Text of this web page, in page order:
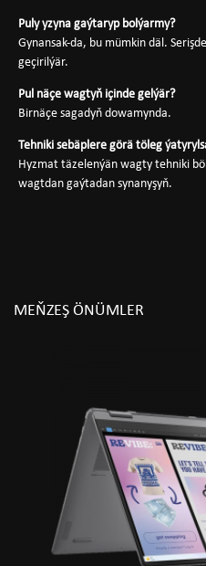
Puly yzyna gaýtaryp bolýarmy?
Gynansak-da, bu mümkin däl.
geçirilýär.
Pul näçe wagtyň içinde gelýär?
Birnäçe sagadyň dowamynda.
Tehniki sebäplere görä töleg
Hyzmat täzelenýän wagty tehniki
wagtdan gaýtadan synanyşyň.
MEŇZEŞ ÖNÜMLER